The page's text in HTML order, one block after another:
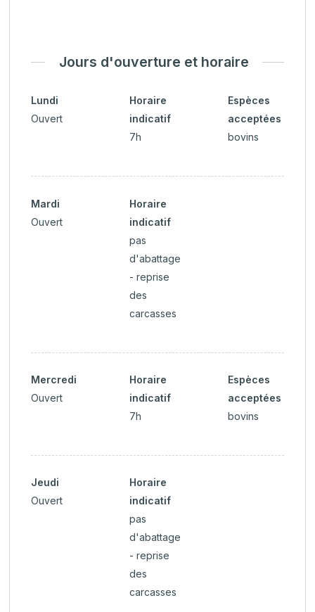
Jours d'ouverture et horaire
Lundi
Ouvert
Horaire
indicatif
7h
Espèces
acceptées
bovins
Mardi
Ouvert
Horaire
indicatif
pas
d'abattage
- reprise
des
carcasses
Mercredi
Ouvert
Horaire
indicatif
7h
Espèces
acceptées
bovins
Jeudi
Ouvert
Horaire
indicatif
pas
d'abattage
- reprise
des
carcasses